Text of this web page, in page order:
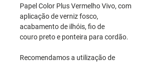
Papel Color Plus Vermelho Vivo, com
aplicação de verniz fosco,
acabamento de ilhóis, fio de
couro preto e ponteira para cordão.
Recomendamos a utilização de